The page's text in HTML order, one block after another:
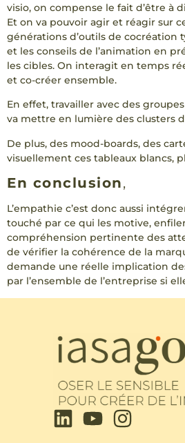
visio, on compense le fait d’être à
Et on va pouvoir agir et réagir sur
générations d’outils de cocréation
et les conseils de l’animation en
les cibles. On interagit en temps
et co-créer ensemble.
En effet, travailler avec des
va mettre en lumière des clusters
De plus, des mood-boards, des
visuellement ces tableaux blancs,
En conclusion,
L’empathie c’est donc aussi
touché par ce qui les motive,
compréhension pertinente des
de vérifier la cohérence de la
demande une réelle implication
par l’ensemble de l’entreprise si